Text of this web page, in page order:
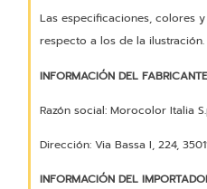
Las especificaciones, colores
respecto a los de la ilustración.
INFORMACIÓN DEL
Razón social: Morocolor Italia
Dirección: Via Bassa I, 224,
INFORMACIÓN DEL